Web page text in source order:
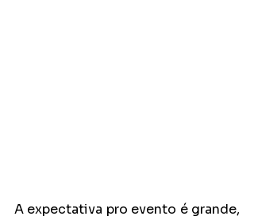
A expectativa pro evento é grande,